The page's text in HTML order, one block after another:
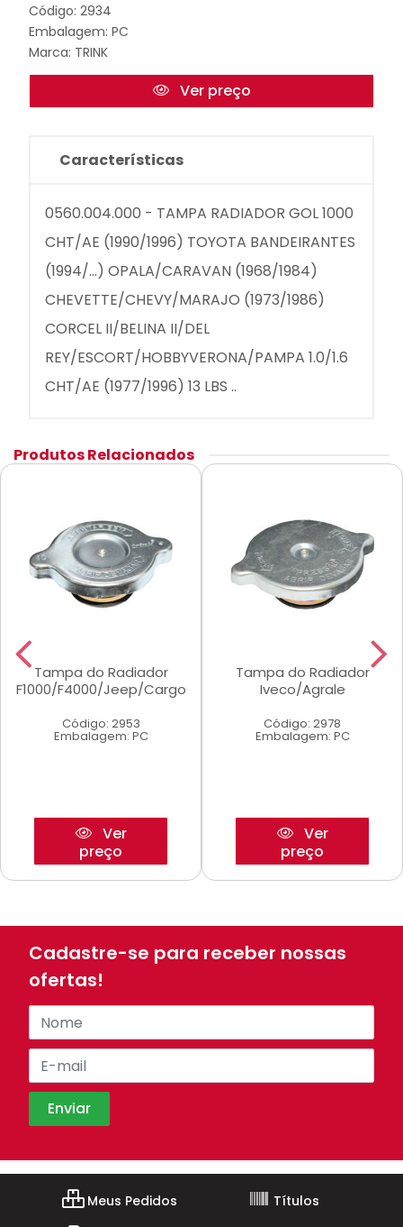
Código: 2934
Embalagem: PC
Marca: TRINK
Ver preço
Características
0560.004.000 - TAMPA RADIADOR GOL 1000
CHT/AE (1990/1996) TOYOTA BANDEIRANTES
(1994/...) OPALA/CARAVAN (1968/1984)
CHEVETTE/CHEVY/MARAJO (1973/1986)
CORCEL II/BELINA II/DEL
REY/ESCORT/HOBBYVERONA/PAMPA 1.0/1.6
CHT/AE (1977/1996) 13 LBS ..
Produtos Relacionados
Tampa do Radiador
F1000/F4000/Jeep/Cargo
Código: 2953
Embalagem: PC
Ver
preço
Tampa do Radiador
Iveco/Agrale
Código: 2978
Embalagem: PC
Ver
preço
Cadastre-se para receber nossas
ofertas!
Meus Pedidos
Títulos